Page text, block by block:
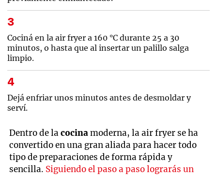
Cociná en la air fryer a 160 °C durante 25 a 30
minutos, o hasta que al insertar un palillo salga
limpio.
Dejá enfriar unos minutos antes de desmoldar y
serví.
Dentro de lacocinamoderna, la air fryer se ha
convertido en una gran aliada para hacer todo
tipo de preparaciones de forma rápida y
sencilla. Siguiendo el paso a paso lograrás un